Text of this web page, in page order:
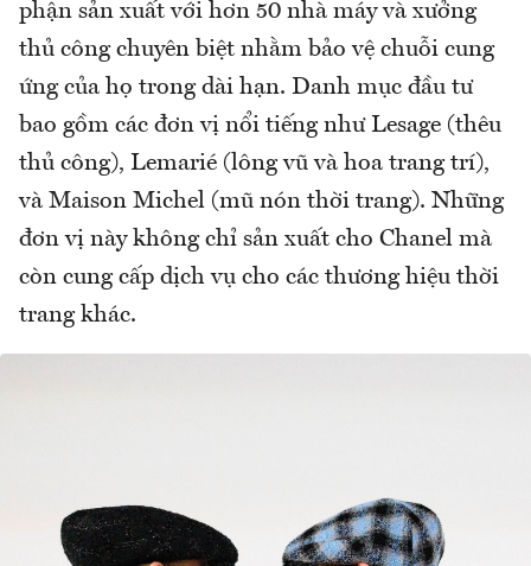
phận sản xuất với hơn 50 nhà máy và xưởng
thủ công chuyên biệt nhằm bảo vệ chuỗi cung
ứng của họ trong dài hạn. Danh mục đầu tư
bao gồm các đơn vị nổi tiếng như Lesage (thêu
thủ công), Lemarié (lông vũ và hoa trang trí),
và Maison Michel (mũ nón thời trang). Những
đơn vị này không chỉ sản xuất cho Chanel mà
còn cung cấp dịch vụ cho các thương hiệu thời
trang khác.